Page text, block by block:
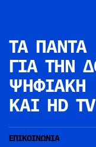
ΤΑ ΠΑΝΤΑ
ΓΙΑ ΤΗΝ
ΨΗΦΙΑΚΗ
ΚΑΙ HD TV
ΕΠΙΚΟΙΝΩΝΙΑ